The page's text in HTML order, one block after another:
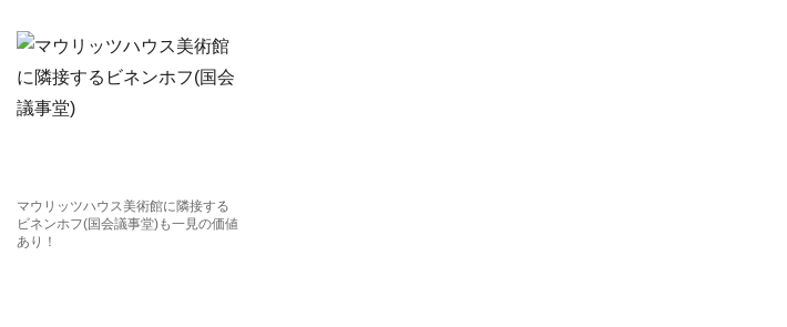
マウリッツハウス美術館に隣接する
ビネンホフ(国会議事堂)も一見の価値
あり！